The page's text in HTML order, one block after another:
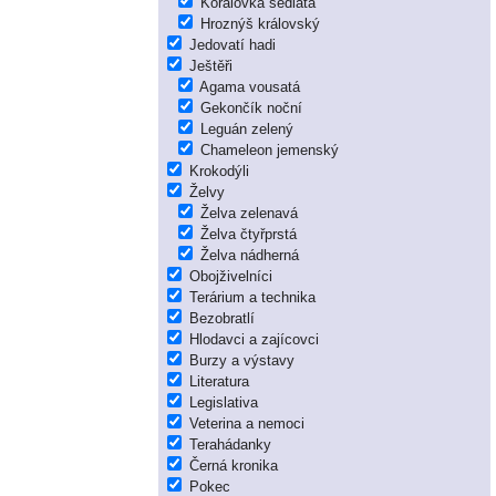
Hroznýš královský
Jedovatí hadi
Ještěři
Agama vousatá
Gekončík noční
Leguán zelený
Chameleon jemenský
Krokodýli
Želvy
Želva zelenavá
Želva čtyřprstá
Želva nádherná
Obojživelníci
Terárium a technika
Bezobratlí
Hlodavci a zajícovci
Burzy a výstavy
Literatura
Legislativa
Veterina a nemoci
Terahádanky
Černá kronika
Pokec